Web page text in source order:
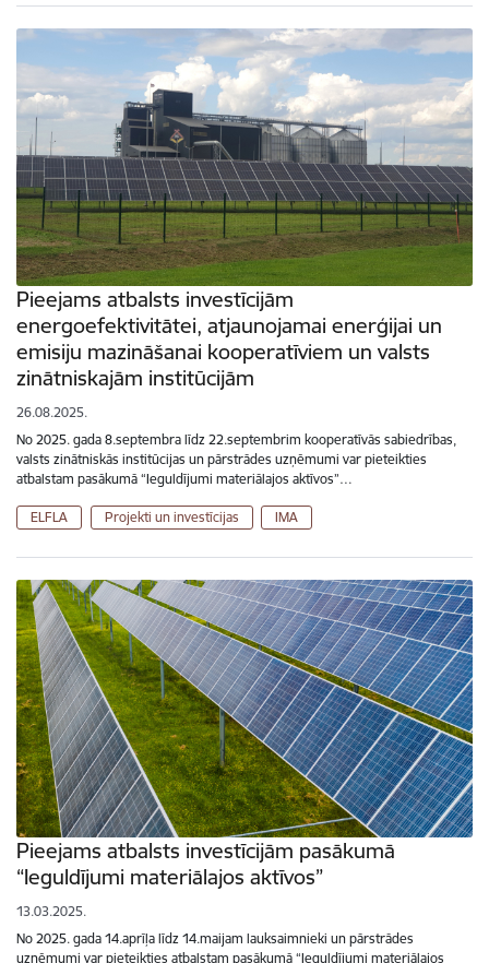
Pieejams atbalsts investīcijām
energoefektivitātei, atjaunojamai enerģijai un
emisiju mazināšanai kooperatīviem un valsts
zinātniskajām institūcijām
26.08.2025.
No 2025. gada 8.septembra līdz 22.septembrim kooperatīvās sabiedrības,
valsts zinātniskās institūcijas un pārstrādes uzņēmumi var pieteikties
atbalstam pasākumā “Ieguldījumi materiālajos aktīvos”…
ELFLA Projekti un investīcijas IMA
Pieejams atbalsts investīcijām pasākumā
“Ieguldījumi materiālajos aktīvos”
13.03.2025.
No 2025. gada 14.aprīļa līdz 14.maijam lauksaimnieki un pārstrādes
uzņēmumi var pieteikties atbalstam pasākumā “Ieguldījumi materiālajos